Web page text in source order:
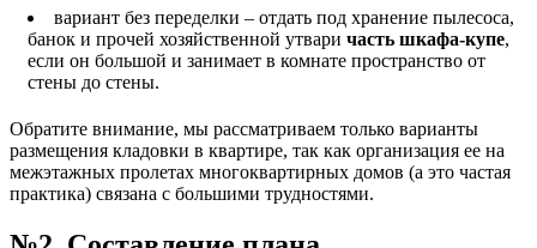
вариант без переделки – отдать под хранение пылесоса,
банок и прочей хозяйственной утвари часть шкафа-купе,
если он большой и занимает в комнате пространство от
стены до стены.
Обратите внимание, мы рассматриваем только варианты
размещения кладовки в квартире, так как организация ее на
межэтажных пролетах многоквартирных домов (а это частая
практика) связана с большими трудностями.